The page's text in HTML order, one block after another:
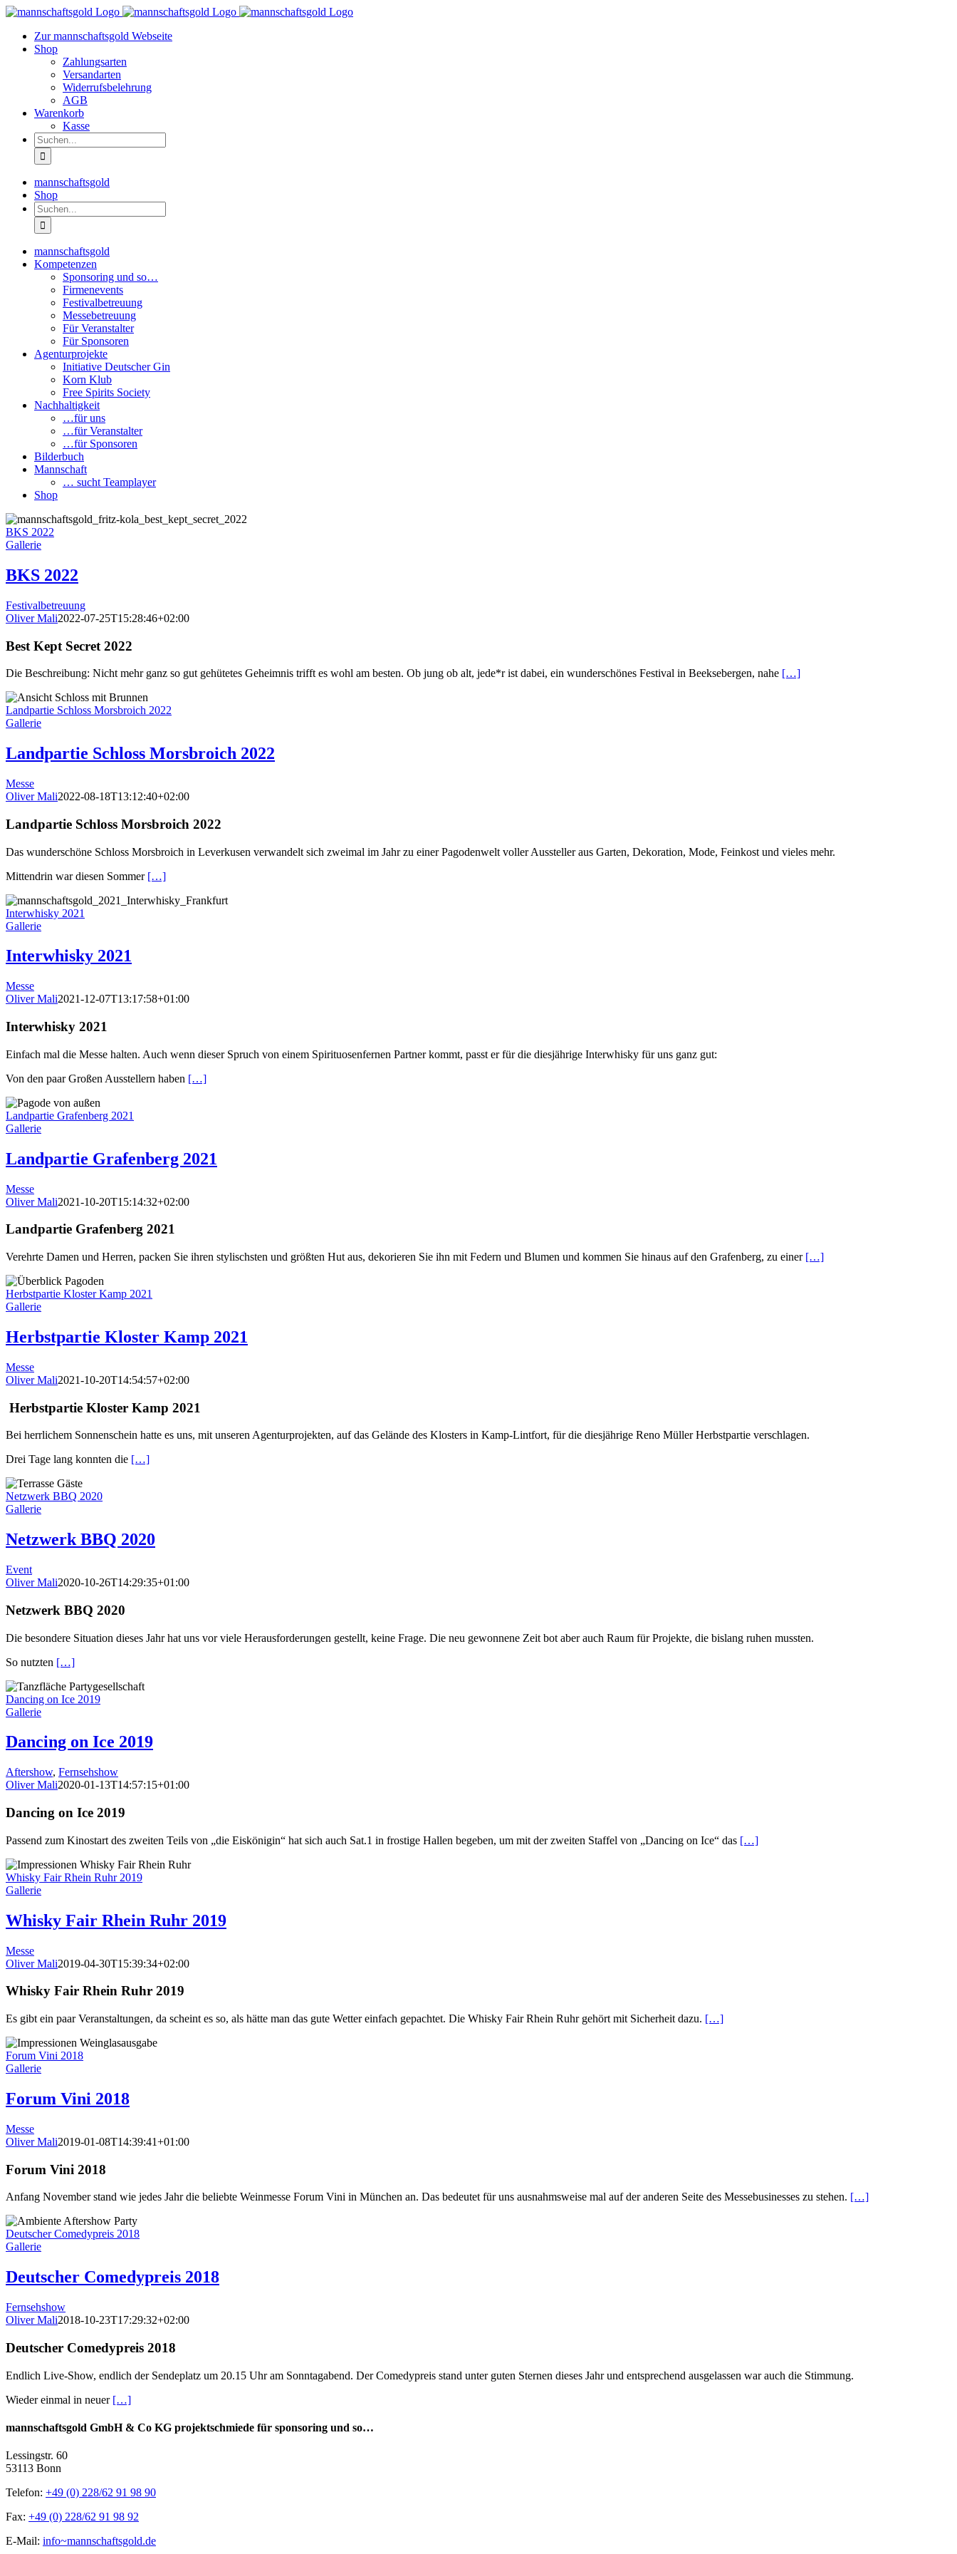
Zum
springenZur mannschaftsgold Webseite
Shop
Zahlungsarten
Versandarten
Widerrufsbelehrung
AGB
Warenkorb
Kasse
Suche
nach:
mannschaftsgold
Shop
Suche
nach:
mannschaftsgold
Kompetenzen
Sponsoring und so…
Firmenevents
Festivalbetreuung
Messebetreuung
Für Veranstalter
Für Sponsoren
Agenturprojekte
Initiative Deutscher Gin
Korn Klub
Free Spirits Society
Nachhaltigkeit
…für uns
…für Veranstalter
…für Sponsoren
Bilderbuch
Mannschaft
… sucht Teamplayer
Shop
BKS 2022
Gallerie
BKS 2022
Festivalbetreuung
Oliver Mali2022-07-25T15:28:46+02:00
Best Kept Secret 2022
Die Beschreibung: Nicht mehr ganz so gut gehütetes Geheimnis trifft es wohl am besten. Ob jung ob alt, jede*r ist dabei, ein wunderschönes Festival in Beeksebergen, nahe […]
Landpartie Schloss Morsbroich 2022
Gallerie
Landpartie Schloss Morsbroich 2022
Messe
Oliver Mali2022-08-18T13:12:40+02:00
Landpartie Schloss Morsbroich 2022
Das wunderschöne Schloss Morsbroich in Leverkusen verwandelt sich zweimal im Jahr zu einer Pagodenwelt voller Aussteller aus Garten, Dekoration, Mode, Feinkost und vieles mehr.
Mittendrin war diesen Sommer […]
Interwhisky 2021
Gallerie
Interwhisky 2021
Messe
Oliver Mali2021-12-07T13:17:58+01:00
Interwhisky 2021
Einfach mal die Messe halten. Auch wenn dieser Spruch von einem Spirituosenfernen Partner kommt, passt er für die diesjährige Interwhisky für uns ganz gut:
Von den paar Großen Ausstellern haben […]
Landpartie Grafenberg 2021
Gallerie
Landpartie Grafenberg 2021
Messe
Oliver Mali2021-10-20T15:14:32+02:00
Landpartie Grafenberg 2021
Verehrte Damen und Herren, packen Sie ihren stylischsten und größten Hut aus, dekorieren Sie ihn mit Federn und Blumen und kommen Sie hinaus auf den Grafenberg, zu einer […]
Herbstpartie Kloster Kamp 2021
Gallerie
Herbstpartie Kloster Kamp 2021
Messe
Oliver Mali2021-10-20T14:54:57+02:00
Herbstpartie Kloster Kamp 2021
Bei herrlichem Sonnenschein hatte es uns, mit unseren Agenturprojekten, auf das Gelände des Klosters in Kamp-Lintfort, für die diesjährige Reno Müller Herbstpartie verschlagen.
Drei Tage lang konnten die […]
Netzwerk BBQ 2020
Gallerie
Netzwerk BBQ 2020
Event
Oliver Mali2020-10-26T14:29:35+01:00
Netzwerk BBQ 2020
Die besondere Situation dieses Jahr hat uns vor viele Herausforderungen gestellt, keine Frage. Die neu gewonnene Zeit bot aber auch Raum für Projekte, die bislang ruhen mussten.
So nutzten […]
Dancing on Ice 2019
Gallerie
Dancing on Ice 2019
Aftershow, Fernsehshow
Oliver Mali2020-01-13T14:57:15+01:00
Dancing on Ice 2019
Passend zum Kinostart des zweiten Teils von „die Eiskönigin“ hat sich auch Sat.1 in frostige Hallen begeben, um mit der zweiten Staffel von „Dancing on Ice“ das […]
Whisky Fair Rhein Ruhr 2019
Gallerie
Whisky Fair Rhein Ruhr 2019
Messe
Oliver Mali2019-04-30T15:39:34+02:00
Whisky Fair Rhein Ruhr 2019
Es gibt ein paar Veranstaltungen, da scheint es so, als hätte man das gute Wetter einfach gepachtet. Die Whisky Fair Rhein Ruhr gehört mit Sicherheit dazu. […]
Forum Vini 2018
Gallerie
Forum Vini 2018
Messe
Oliver Mali2019-01-08T14:39:41+01:00
Forum Vini 2018
Anfang November stand wie jedes Jahr die beliebte Weinmesse Forum Vini in München an. Das bedeutet für uns ausnahmsweise mal auf der anderen Seite des Messebusinesses zu stehen. […]
Deutscher Comedypreis 2018
Gallerie
Deutscher Comedypreis 2018
Fernsehshow
Oliver Mali2018-10-23T17:29:32+02:00
Deutscher Comedypreis 2018
Endlich Live-Show, endlich der Sendeplatz um 20.15 Uhr am Sonntagabend. Der Comedypreis stand unter guten Sternen dieses Jahr und entsprechend ausgelassen war auch die Stimmung.
Wieder einmal in neuer […]
mannschaftsgold GmbH & Co KG projektschmiede für sponsoring und so…
Lessingstr. 60
53113 Bonn
Telefon: +49 (0) 228/62 91 98 90
Fax: +49 (0) 228/62 91 98 92
E-Mail: info~mannschaftsgold.de